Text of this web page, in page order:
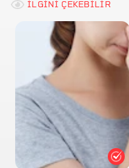
İLGİNİ ÇEKEBİLİR